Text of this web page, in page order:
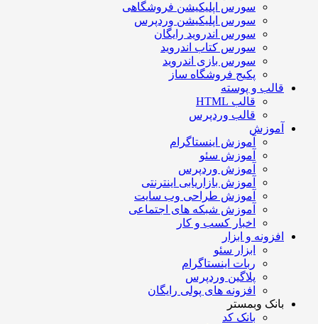
سورس اپلیکیشن فروشگاهی
سورس اپلیکیشن وردپرس
سورس اندروید رایگان
سورس کتاب اندروید
سورس بازی اندروید
پکیج فروشگاه ساز
قالب و پوسته
قالب HTML
قالب وردپرس
آموزش
آموزش اینستاگرام
آموزش سئو
آموزش وردپرس
آموزش بازاریابی اینترنتی
آموزش طراحی وب سایت
آموزش شبکه های اجتماعی
اخبار کسب و کار
افزونه و ابزار
ابزار سئو
ربات اینستاگرام
پلاگین وردپرس
افزونه های پولی رایگان
بانک وبمستر
بانک کد